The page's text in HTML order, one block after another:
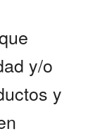
y/o
y